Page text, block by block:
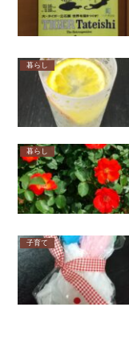
暮らし
暮らし
子育て